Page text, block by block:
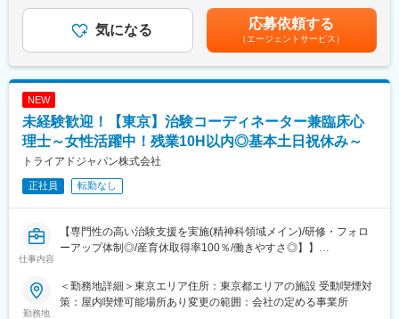
【女性が働きやすい環境が整っています】
社員の8割が女性のため、女性が働きやすい環境が整っています。
女性リーダー比率は50％強（日本の女性管理職平均12％）と長期
で活躍できる企業です。
・育休から復職後の短時間勤務制度あり（原則6時間勤務から7時
あり、育休取得後はほとんどの方が復職されます。
・会社のカラーとしてチーム全体で協力しながら治験を進めてい
く会社です。1人3～5施設を受け持ちますが、他のチームメンバ
ーがサポートしながら治験を進めていくことができるため、負担
なく仕事ができます。
変更の範囲：会社の定める業務
ご経験が無い場合は、研修でのフォロー体制がございますので、
安心してご入社くださいませ。
・認知機能評価（MMSE、CDR、ADAS-Cog、NPIなど）
・各種精神疾患評価（MADRS、HAM-D、PANSS、YMRSなど）
・カウンセリング業務
◎CRC業務：
・試験依頼者および臨床試験実施担当者との打ち合わせ
・治験前の契約準備や説明会
・担当する治験に関する業務フローの作成
・被験者候補の適格性調査補助（スクリーニング）
・被験者へのインフォームドコンセントの補助
・被験者の来院と検査スケジュールの調整
・被験者へプロトコルに則った正確な服薬指導
・症例管理のための報告書作成
・平均残業は10時間程度で長期的に働ける環境が整っています。
・日曜日はほとんどの施設が休みのため固定で休むことが可能で
与：年2回（7月・12月）※基礎賞与額標準4ヵ月分■手当：CRC手
当（2～4万円）資格手当（1～2万円）役職手当※年齢や資格、ご
経歴により想定年収が下がる場合もございます。賃金はあくまで
も目安の金額であり、選考を通じて上下する可能性があります。
月給(月額)は固定手当を含めた表記です。
気になる 応募依頼する
（エージェントサービス）
NEW
未経験歓迎！【東京】治験コーディネーター兼臨床心
理士～女性活躍中！残業10H以内◎基本土日祝休み～
トライアドジャパン株式会社
正社員 転勤なし
仕事内容
【専門性の高い治験支援を実施(精神科領域メイン)/研修・フォロ
ーアップ体制◎/産育休取得率100％/働きやすさ◎】】
【担当業務】
CRC兼臨床心理士の募集です。臨床心理士としてのご経験を活か
して、ご活躍いただきたいと考えています。治験に際しての心理
勤務地
＜勤務地詳細＞東京エリア住所：東京都エリアの施設 受動喫煙対
策：屋内喫煙可能場所あり変更の範囲：会社の定める事業所